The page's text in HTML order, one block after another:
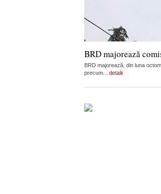
BRD majorează
BRD majorează, din luna
precum... detalii